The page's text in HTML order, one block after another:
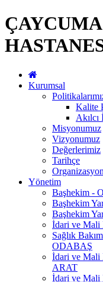
Kurumsal
Kalite
Akılcı
Misyonumuz
Vizyonumuz
Değerlerimiz
Tarihçe
Organizasyon
Yönetim
Başhekim -
Başhekim
Başhekim
İdari ve Mali
Sağlık
ODABAŞ
İdari ve Mali
ARAT
İdari ve Mali